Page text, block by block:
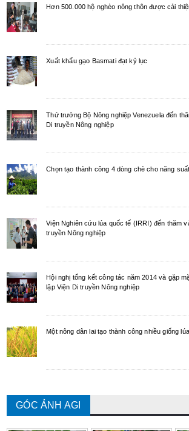
Hơn 500.000 hộ nghèo nông thôn được cải
Xuất khẩu gạo Basmati đạt kỷ lục
Thứ trưởng Bộ Nông nghiệp Venezuela đến
Di truyền Nông nghiệp
Chọn tạo thành công 4 dòng chè cho năng
Viện Nghiên cứu lúa quốc tế (IRRI) đến thăm
truyền Nông nghiệp
Hội nghị tổng kết công tác năm 2014 và gặp
lập Viện Di truyền Nông nghiệp
Một nông dân lai tạo thành công nhiều giống
GÓC ẢNH AGI